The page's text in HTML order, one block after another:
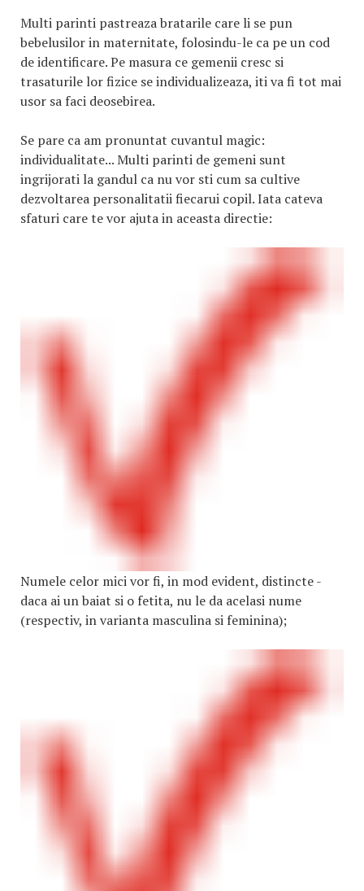
Multi parinti pastreaza bratarile care li se pun
bebelusilor in maternitate, folosindu-le ca pe un cod
de identificare. Pe masura ce gemenii cresc si
trasaturile lor fizice se individualizeaza, iti va fi tot mai
usor sa faci deosebirea.
Se pare ca am pronuntat cuvantul magic:
individualitate... Multi parinti de gemeni sunt
ingrijorati la gandul ca nu vor sti cum sa cultive
dezvoltarea personalitatii fiecarui copil. Iata cateva
sfaturi care te vor ajuta in aceasta directie:
Numele celor mici vor fi, in mod evident, distincte -
daca ai un baiat si o fetita, nu le da acelasi nume
(respectiv, in varianta masculina si feminina);